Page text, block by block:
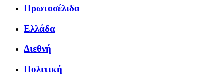
Πρωτοσέλιδα
Ελλάδα
Διεθνή
Πολιτική